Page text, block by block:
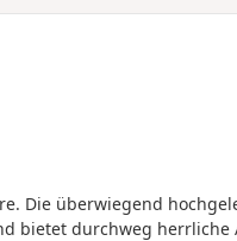
Die überwiegend
bietet durchweg herrliche